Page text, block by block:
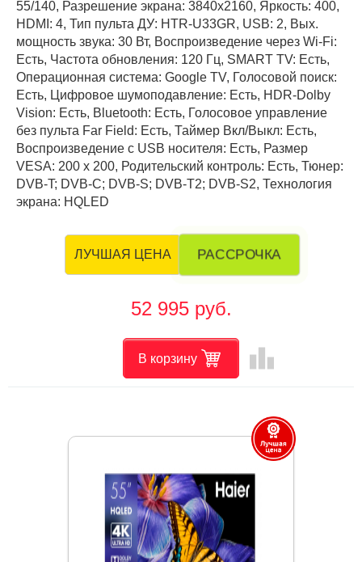
55/140, Разрешение экрана: 3840x2160, Яркость: 400,
HDMI: 4, Тип пульта ДУ: HTR-U33GR, USB: 2, Вых.
мощность звука: 30 Вт, Воспроизведение через Wi-Fi:
Есть, Частота обновления: 120 Гц, SMART TV: Есть,
Операционная система: Google TV, Голосовой поиск:
Есть, Цифровое шумоподавление: Есть, HDR-Dolby
Vision: Есть, Bluetooth: Есть, Голосовое управление
без пульта Far Field: Есть, Таймер Вкл/Выкл: Есть,
Воспроизведение с USB носителя: Есть, Размер
VESA: 200 x 200, Родительский контроль: Есть, Тюнер:
DVB-T; DVB-C; DVB-S; DVB-T2; DVB-S2, Технология
экрана: HQLED
ЛУЧШАЯ ЦЕНА РАССРОЧКА
52 995 руб.
В корзину leaderboard